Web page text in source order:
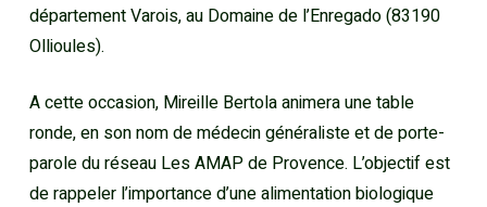
département Varois, au Domaine de l’Enregado (83190
Ollioules).
A cette occasion, Mireille Bertola animera une table
ronde, en son nom de médecin généraliste et de porte-
parole du réseau Les AMAP de Provence. L’objectif est
de rappeler l’importance d’une alimentation biologique